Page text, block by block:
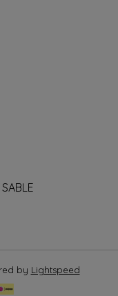
by Lightspeed